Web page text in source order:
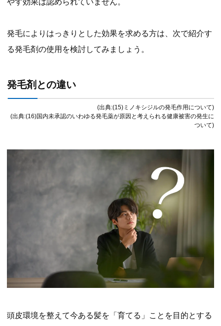
発毛によりはっきりとした効果を求める方は、次で紹介す
る発毛剤の使用を検討してみましょう。
発毛剤との違い
(出典:(15)ミノキシジルの発毛作用について)
(出典:(16)国内未承認のいわゆる発毛薬が原因と考えられる健康被害の発生に
ついて)
頭皮環境を整えて今ある髪を「育てる」ことを目的とする